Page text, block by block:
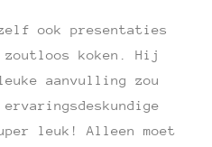
ook presentaties
koken. Hij
aanvulling zou
leuk! Alleen moet